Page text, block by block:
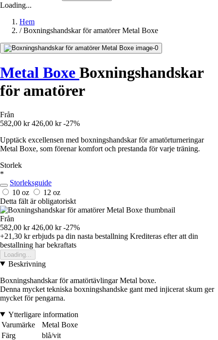
Loading...
Hem
/ Boxningshandskar för amatörer Metal Boxe
Metal Boxe Boxningshandskar
för amatörer
Från
582,00 kr 426,00 kr -27%
Upptäck excellensen med boxningshandskar för amatörturneringar
Metal Boxe, som förenar komfort och prestanda för varje träning.
Storlek
*
Storleksguide
10 oz
12 oz
Detta fält är obligatoriskt
Från
582,00 kr 426,00 kr -27%
+21,30 krerbjuds pa din nasta bestallning Krediteras efter att din
bestallning har bekraftats
Loading...
Beskrivning
Boxningshandskar för amatörtävlingar Metal boxe.
Denna mycket tekniska boxningshandske gant med injicerat skum ger
mycket för pengarna.
Ytterligare information
Varumärke
Metal Boxe
Färg
blå/vit